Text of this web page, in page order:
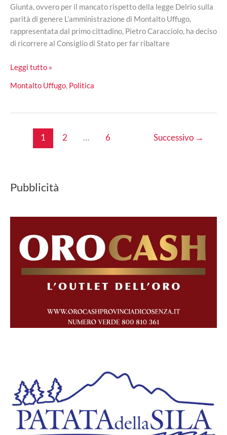
Giunta, ovvero per il mancato rispetto della legge Delrio sulla
parità di genere L’amministrazione di Montalto Uffugo,
rappresentata dal primo cittadino, Pietro Caracciolo, ha deciso
di ricorrere al Consiglio di Stato per far ribaltare
Comune
Montalto,
la
sentenza
genere
Leggi tutto »
Montalto Uffugo Politica
1 2 … 6 Successivo →
Pubblicità